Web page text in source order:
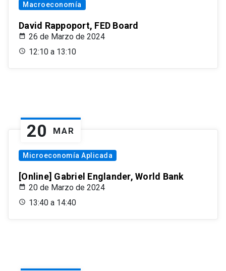
Macroeconomía
David Rappoport, FED Board
26 de Marzo de 2024
12:10 a 13:10
20 MAR
Microeconomía Aplicada
[Online] Gabriel Englander, World Bank
20 de Marzo de 2024
13:40 a 14:40